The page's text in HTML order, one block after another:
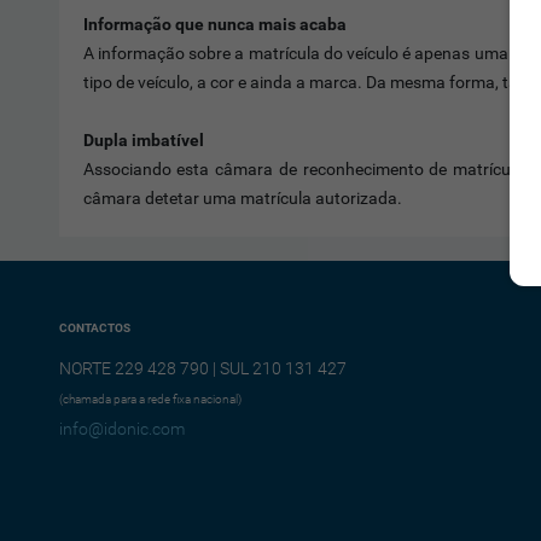
Informação que nunca mais acaba
A informação sobre a matrícula do veículo é apenas uma
tipo de veículo, a cor e ainda a marca. Da mesma forma,
Dupla imbatível
Associando esta câmara de reconhecimento de matrículas
câmara detetar uma matrícula autorizada.
CONTACTOS
NORTE 229 428 790 | SUL 210 131 427
(chamada para a rede fixa nacional)
info@idonic.com